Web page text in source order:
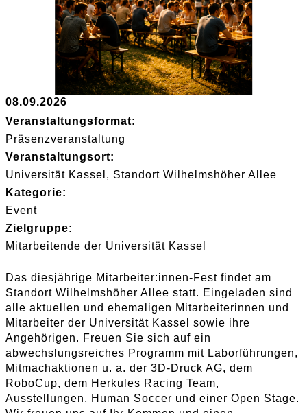
08.09.2026
Veranstaltungsformat:
Präsenzveranstaltung
Veranstaltungsort:
Universität Kassel, Standort Wilhelmshöher Allee
Kategorie:
Event
Zielgruppe:
Mitarbeitende der Universität Kassel
Das diesjährige Mitarbeiter:innen-Fest findet am
Standort Wilhelmshöher Allee statt. Eingeladen sind
alle aktuellen und ehemaligen Mitarbeiterinnen und
Mitarbeiter der Universität Kassel sowie ihre
Angehörigen. Freuen Sie sich auf ein
abwechslungsreiches Programm mit Laborführungen,
Mitmachaktionen u. a. der 3D-Druck AG, dem
RoboCup, dem Herkules Racing Team,
Ausstellungen, Human Soccer und einer Open Stage.